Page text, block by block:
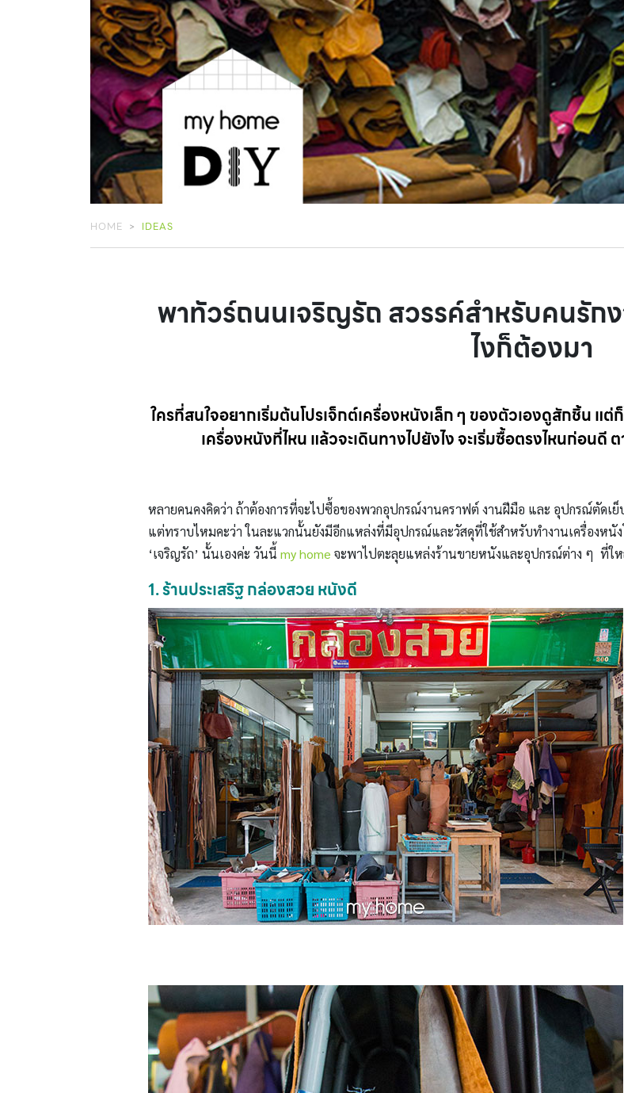
HOME IDEAS
พาทัวร์ถนนเจริญรัถ สวรรค์สำหรับคนรัก
ไงก็ต้องมา
ใครที่สนใจอยากเริ่มต้นโปรเจ็กต์เครื่องหนังเล็ก ๆ ของตัวเองดูสักชิ้น แต่
เครื่องหนังที่ไหน แล้วจะเดินทางไปยังไง จะเริ่มซื้อตรงไหนก่อนดี ต
หลายคนคงคิดว่า ถ้าต้องการที่จะไปซื้อของพวกอุปกรณ์งานคราฟต์ งานฝีมือ และ อุปกรณ์ตัดเ
แต่ทราบไหมคะว่า ในละแวกนั้นยังมีอีกแหล่งที่มีอุปกรณ์และวัสดุที่ใช้สำหรับทำงานเครื่องหนั
‘เจริญรัถ’ นั้นเองค่ะ วันนี้ my home จะพาไปตะลุยแหล่งร้านขายหนังและอุปกรณ์ต่าง ๆ ที่ใ
1. ร้านประเสริฐ กล่องสวย หนังดี